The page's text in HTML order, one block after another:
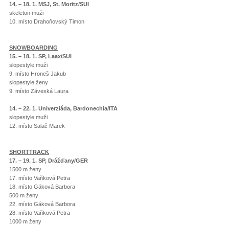
14. – 18. 1. MSJ, St. Moritz/SUI
skeleton muži
10. místo Drahoňovský Timon
SNOWBOARDING
15. – 18. 1. SP, Laax/SUI
slopestyle muži
9. místo Hroneš Jakub
slopestyle ženy
9. místo Záveská Laura
14. – 22. 1. Univerziáda, Bardonechia/ITA
slopestyle muži
12. místo Salač Marek
SHORTTRACK
17. – 19. 1. SP, Drážďany/GER
1500 m ženy
17. místo Vaňková Petra
18. místo Gáková Barbora
500 m ženy
22. místo Gáková Barbora
28. místo Vaňková Petra
1000 m ženy